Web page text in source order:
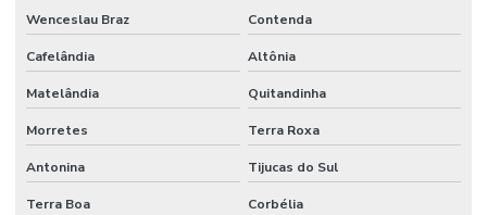
Wenceslau Braz Contenda
Cafelândia Altônia
Matelândia Quitandinha
Morretes Terra Roxa
Antonina Tijucas do Sul
Terra Boa Corbélia